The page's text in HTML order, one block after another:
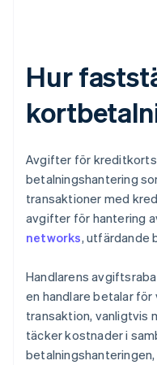
Hur
Avgifter för
betalningshantering
transaktioner med
avgifter för hantering
networks, utfärdande
Handlarens
en handlare betalar
transaktion, vanligtvis
täcker kostnader i